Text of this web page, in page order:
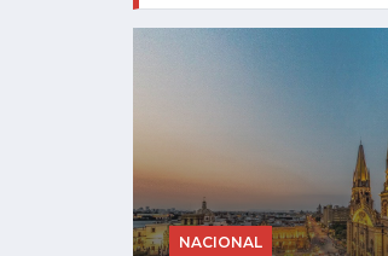
NACIONAL